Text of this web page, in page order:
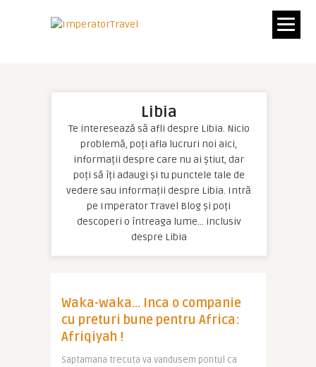
Libia
Te interesează să afli despre Libia. Nicio
problemă, poți afla lucruri noi aici,
informații despre care nu ai știut, dar
poți să îți adaugi și tu punctele tale de
vedere sau informații despre Libia. Intră
pe Imperator Travel Blog și poți
descoperi o întreaga lume… inclusiv
despre Libia
Waka-waka… Inca o companie
cu preturi bune pentru Africa:
Afriqiyah !
Saptamana trecuta va vandusem pontul ca